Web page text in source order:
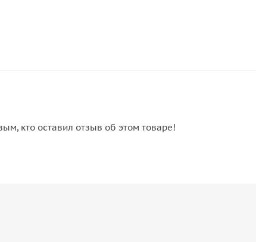
кто оставил отзыв об этом товаре!